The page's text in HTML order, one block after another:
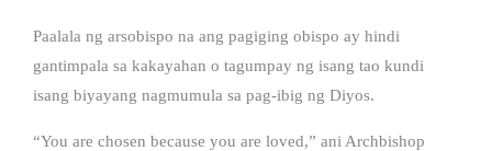
Paalala ng arsobispo na ang pagiging obispo ay hindi
gantimpala sa kakayahan o tagumpay ng isang tao kundi
isang biyayang nagmumula sa pag-ibig ng Diyos.
“You are chosen because you are loved,” ani Archbishop